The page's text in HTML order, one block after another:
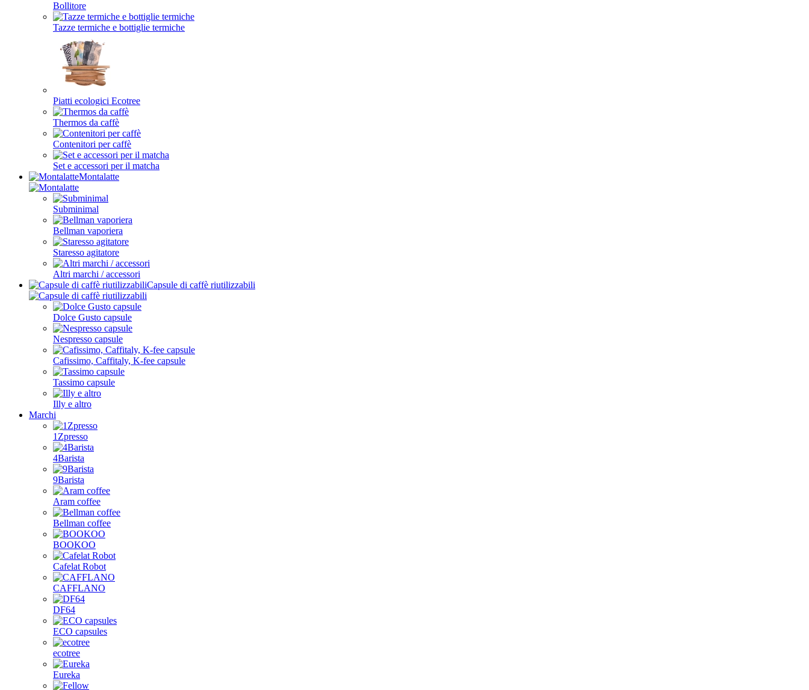
Bollitore
Tazze termiche e bottiglie termiche
Piatti ecologici Ecotree
Thermos da caffè
Contenitori per caffè
Set e accessori per il matcha
Montalatte
Subminimal
Bellman vaporiera
Staresso agitatore
Altri marchi / accessori
Capsule di caffè riutilizzabili
Dolce Gusto capsule
Nespresso capsule
Cafissimo, Caffitaly, K-fee capsule
Tassimo capsule
Illy e altro
Marchi
1Zpresso
4Barista
9Barista
Aram coffee
Bellman coffee
BOOKOO
Cafelat Robot
CAFFLANO
DF64
ECO capsules
ecotree
Eureka